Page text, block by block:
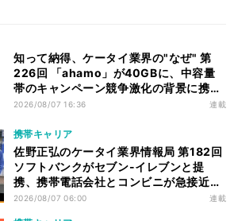
知って納得、ケータイ業界の"なぜ" 第
226回 「ahamo」が40GBに、中容量
帯のキャンペーン競争激化の背景に携帯
各社の“迷い”あり
2026/08/07 16:36 連載
携帯キャリア
佐野正弘のケータイ業界情報局 第182回
ソフトバンクがセブン-イレブンと提
携、携帯電話会社とコンビニが急接近す
る理由は
2026/08/07 06:00 連載